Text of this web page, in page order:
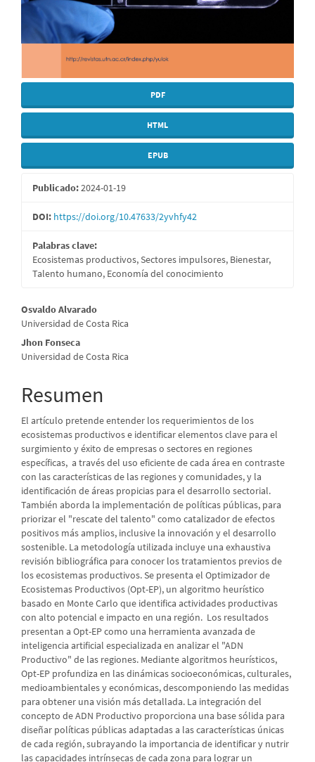
PDF
HTML
EPUB
Publicado:2024-01-19
DOI: https://doi.org/10.47633/2yvhfy42
Palabras clave:
Ecosistemas productivos, Sectores impulsores, Bienestar,
Talento humano, Economía del conocimiento
Contenido
principal
del
artículo
Osvaldo Alvarado
Universidad de Costa Rica
Jhon Fonseca
Universidad de Costa Rica
Resumen
El artículo pretende entender los requerimientos de los
ecosistemas productivos e identificar elementos clave para el
surgimiento y éxito de empresas o sectores en regiones
específicas, a través del uso eficiente de cada área en contraste
con las características de las regiones y comunidades, y la
identificación de áreas propicias para el desarrollo sectorial.
También aborda la implementación de políticas públicas, para
priorizar el "rescate del talento" como catalizador de efectos
positivos más amplios, inclusive la innovación y el desarrollo
sostenible. La metodología utilizada incluye una exhaustiva
revisión bibliográfica para conocer los tratamientos previos de
los ecosistemas productivos. Se presenta el Optimizador de
Ecosistemas Productivos (Opt-EP), un algoritmo heurístico
basado en Monte Carlo que identifica actividades productivas
con alto potencial e impacto en una región. Los resultados
presentan a Opt-EP como una herramienta avanzada de
inteligencia artificial especializada en analizar el "ADN
Productivo" de las regiones. Mediante algoritmos heurísticos,
Opt-EP profundiza en las dinámicas socioeconómicas, culturales,
medioambientales y económicas, descomponiendo las medidas
para obtener una visión más detallada. La integración del
concepto de ADN Productivo proporciona una base sólida para
diseñar políticas públicas adaptadas a las características únicas
de cada región, subrayando la importancia de identificar y nutrir
las capacidades intrínsecas de cada zona para lograr un